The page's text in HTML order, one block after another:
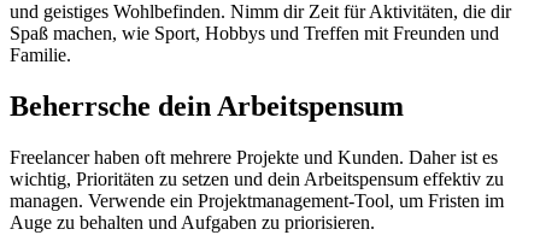
und geistiges Wohlbefinden. Nimm dir Zeit für Aktivitäten, die dir
Spaß machen, wie Sport, Hobbys und Treffen mit Freunden und
Familie.
Beherrsche dein Arbeitspensum
Freelancer haben oft mehrere Projekte und Kunden. Daher ist es
wichtig, Prioritäten zu setzen und dein Arbeitspensum effektiv zu
managen. Verwende ein Projektmanagement-Tool, um Fristen im
Auge zu behalten und Aufgaben zu priorisieren.